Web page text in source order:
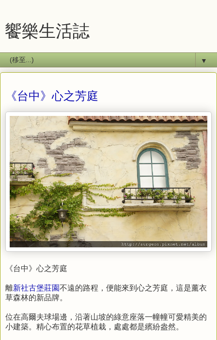
饗樂生活誌
▼
《台中》心之芳庭
《台中》心之芳庭
離新社古堡莊園不遠的路程，便能來到心之芳庭，這是薰衣
草森林的新品牌。
位在高爾夫球場邊，沿著山坡的綠意座落一幢幢可愛精美的
小建築。精心布置的花草植栽，處處都是繽紛盎然。